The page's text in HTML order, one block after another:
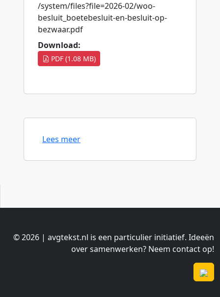
/system/files?file=2026-02/woo-
besluit_boetebesluit-en-besluit-op-
bezwaar.pdf
Download:
PDF (1.08 MB)
Lees meer
© 2026 | avgtekst.nl is een particulier initiatief. Ideeën
over samenwerken? Neem contact op!